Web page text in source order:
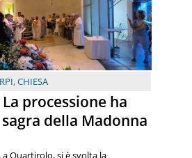
,CHIESA
processione ha
della Madonna
Quartirolo, si è svolta la